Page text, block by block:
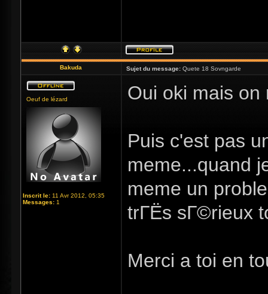
Bakuda Sujet du message: Quete 18 Sovngarde
Oeuf de lézard
Inscrit le: 11 Avr 2012, 05:35
Messages: 1
Oui oki mais on
Puis c'est pas
meme...quand
meme un
trГЁs sГ©rieux
Merci a toi en